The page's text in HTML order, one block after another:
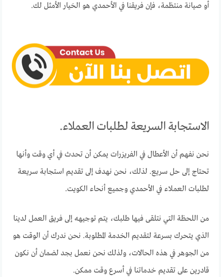
أو صيانة منتظمة، فإن فريقنا في الأحمدي هو الخيار الأمثل لك.
الاستجابة السريعة لطلبات العملاء.
نحن نفهم أن الأعطال في الفريزرات يمكن أن تحدث في أي وقت وأنها
تحتاج إلى حل سريع. لذلك، نحن نهدف إلى تقديم استجابة سريعة
لطلبات العملاء في الأحمدي وجميع أنحاء الكويت.
من اللحظة التي نتلقى فيها طلبك، يتم توجيهه إلى فريق العمل لدينا
الذي يتحرك بسرعة لتقديم الخدمة المطلوبة. نحن ندرك أن الوقت هو
من الجوهر في هذه الحالات، ولذلك نحن نعمل بجد لضمان أن نكون
قادرين على تقديم خدماتنا في أسرع وقت ممكن.